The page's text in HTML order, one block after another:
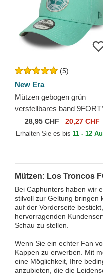
(5)
New Era
Mützen gebogen grün
verstellbares band
Core der Los Troncos FC
Kings League von New
28,95CHF 20,27 CHF
Erhalten Sie es bis11 - 12
Mützen: Los Troncos
Bei Caphunters haben wir
stilvoll zur Geltung bringen
auf der Vorderseite
hervorragenden
Schau zu stellen.
Wenn Sie ein echter Fan
Kappen zu erwerben. Mit
eine Möglichkeit, Ihre
anzubieten, die die